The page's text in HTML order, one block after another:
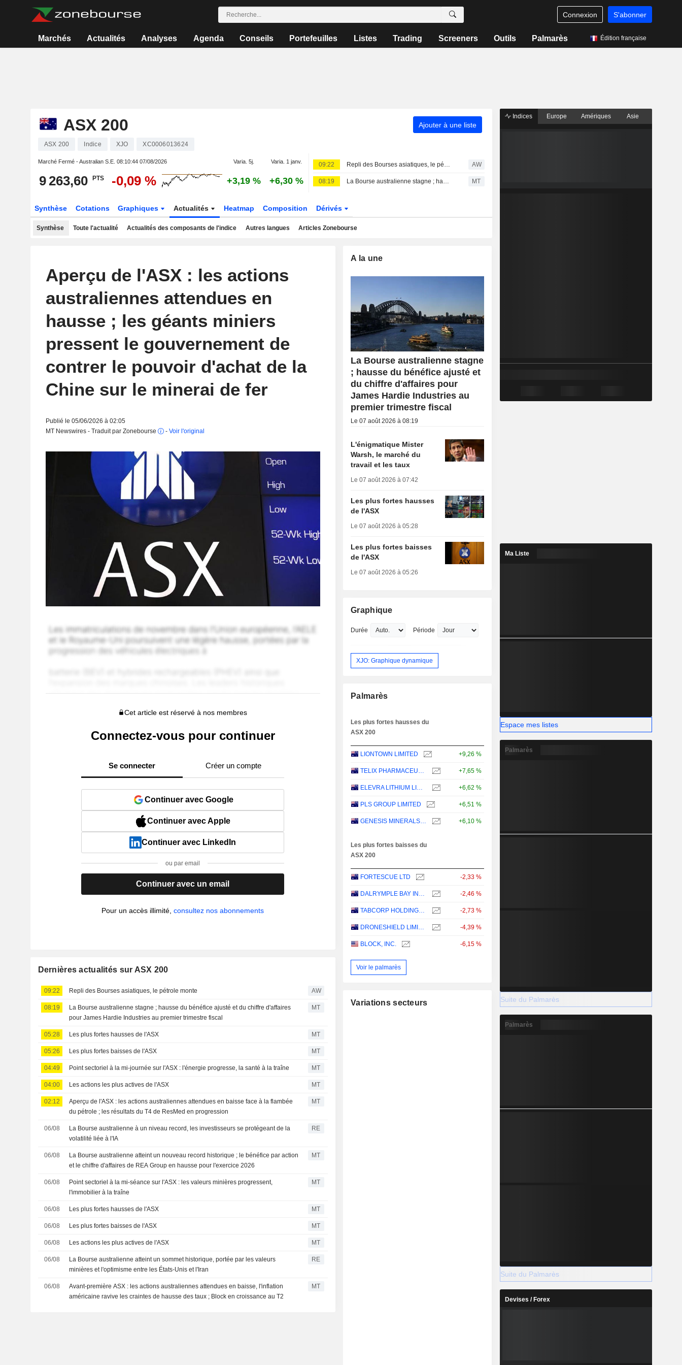
Connexion S'abonner
Marchés Actualités Analyses Agenda Conseils Portefeuilles Listes Trading Screeners Outils Palmarès Édition française
ASX 200 Ajouter à une liste
ASX 200 Indice XJO XC0006013624
Marché Fermé - Australian S.E. 08:10:44 07/08/2026 Varia. 5j. Varia. 1 janv.
9 263,60 PTS -0,09 % +3,19 % +6,30 %
09:22 Repli des Bourses asiatiques, le pétrole monte AW
08:19 La Bourse australienne stagne ; hausse du bénéfice ajusté et du chiffre d'affaires pour James Hardie Industries au premier trimestre fiscal MT
Synthèse Cotations Graphiques Actualités Heatmap Composition Dérivés
Synthèse Toute l'actualité Actualités des composants de l'indice Autres langues Articles Zonebourse
Aperçu de l'ASX : les actions
australiennes attendues en
hausse ; les géants miniers
pressent le gouvernement de
contrer le pouvoir d'achat de la
Chine sur le minerai de fer
Publié le 05/06/2026 à 02:05
MT Newswires - Traduit par Zonebourse
- Voir l'original
Cet article est réservé à nos membres
Connectez-vous pour continuer
Se connecter Créer un compte
Continuer avec Google
Continuer avec Apple
Continuer avec LinkedIn
ou par email
Continuer avec un email
Pour un accès illimité,consultez nos abonnements
Dernières actualités sur ASX 200
09:22 Repli des Bourses asiatiques, le pétrole monte AW
08:19
La Bourse australienne stagne ; hausse du bénéfice ajusté et du chiffre d'affaires
pour James Hardie Industries au premier trimestre fiscal
MT
05:28 Les plus fortes hausses de l'ASX MT
05:26 Les plus fortes baisses de l'ASX MT
04:49 Point sectoriel à la mi-journée sur l'ASX : l'énergie progresse, la santé à la traîne MT
04:00 Les actions les plus actives de l'ASX MT
02:12
Aperçu de l'ASX : les actions australiennes attendues en baisse face à la flambée
du pétrole ; les résultats du T4 de ResMed en progression
MT
06/08
La Bourse australienne à un niveau record, les investisseurs se protégeant de la
volatilité liée à l'IA
RE
06/08
La Bourse australienne atteint un nouveau record historique ; le bénéfice par action
et le chiffre d'affaires de REA Group en hausse pour l'exercice 2026
MT
06/08
Point sectoriel à la mi-séance sur l'ASX : les valeurs minières progressent,
l'immobilier à la traîne
MT
06/08 Les plus fortes hausses de l'ASX MT
06/08 Les plus fortes baisses de l'ASX MT
06/08 Les actions les plus actives de l'ASX MT
06/08
La Bourse australienne atteint un sommet historique, portée par les valeurs
minières et l'optimisme entre les États-Unis et l'Iran
RE
06/08
Avant-première ASX : les actions australiennes attendues en baisse, l'inflation
américaine ravive les craintes de hausse des taux ; Block en croissance au T2
MT
A la une
La Bourse australienne stagne
; hausse du bénéfice ajusté et
du chiffre d'affaires pour
James Hardie Industries au
premier trimestre fiscal
Le 07 août 2026 à 08:19
L'énigmatique Mister
Warsh, le marché du
travail et les taux
Le 07 août 2026 à 07:42
Les plus fortes hausses
de l'ASX
Le 07 août 2026 à 05:28
Les plus fortes baisses
de l'ASX
Le 07 août 2026 à 05:26
Graphique
Durée Période
XJO: Graphique dynamique
Palmarès
Les plus fortes hausses du
ASX 200
LIONTOWN LIMITED +9,26 %
TELIX PHARMACEUTICALS LIMITED +7,65 %
ELEVRA LITHIUM LIMITED +6,62 %
PLS GROUP LIMITED +6,51 %
GENESIS MINERALS LIMITED +6,10 %
Les plus fortes baisses du
ASX 200
FORTESCUE LTD -2,33 %
DALRYMPLE BAY INFRASTRUCTURE LIMITED -2,46 %
TABCORP HOLDINGS LIMITED -2,73 %
DRONESHIELD LIMITED -4,39 %
BLOCK, INC. -6,15 %
Voir le palmarès
Variations secteurs
Indices Europe Amériques Asie
Ma Liste
Espace mes listes
Palmarès
Suite du Palmarès
Palmarès
Suite du Palmarès
Devises / Forex